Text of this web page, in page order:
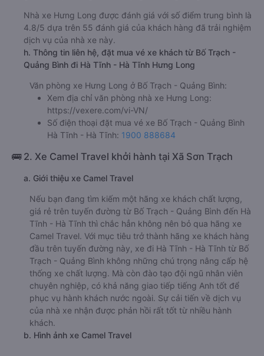
Nhà xe Hưng Long được đánh giá với số điểm trung bình là
4.8/5 dựa trên 55 đánh giá của khách hàng đã trải nghiệm
dịch vụ của nhà xe này.
h. Thông tin liên hệ, đặt mua vé xe khách từ Bố Trạch -
Quảng Bình đi Hà Tĩnh - Hà Tĩnh Hưng Long
Văn phòng xe Hưng Long ở Bố Trạch - Quảng Bình:
Xem địa chỉ văn phòng nhà xe Hưng Long:
https://vexere.com/vi-VN/
Số điện thoại đặt mua vé xe Bố Trạch - Quảng Bình
Hà Tĩnh - Hà Tĩnh: 1900 888684
🚌 2. Xe Camel Travel khởi hành tại Xã Sơn Trạch
a. Giới thiệu xe Camel Travel
Nếu bạn đang tìm kiếm một hãng xe khách chất lượng,
giá rẻ trên tuyến đường từ Bố Trạch - Quảng Bình đến Hà
Tĩnh - Hà Tĩnh thì chắc hẳn không nên bỏ qua hãng xe
Camel Travel. Với mục tiêu trở thành hãng xe khách hàng
đầu trên tuyến đường này, xe đi Hà Tĩnh - Hà Tĩnh từ Bố
Trạch - Quảng Bình không những chú trọng nâng cấp hệ
thống xe chất lượng. Mà còn đào tạo đội ngũ nhân viên
chuyên nghiệp, có khả năng giao tiếp tiếng Anh tốt để
phục vụ hành khách nước ngoài. Sự cải tiến về dịch vụ
của nhà xe nhận được phản hồi rất tốt từ nhiều hành
khách.
b. Hình ảnh xe Camel Travel